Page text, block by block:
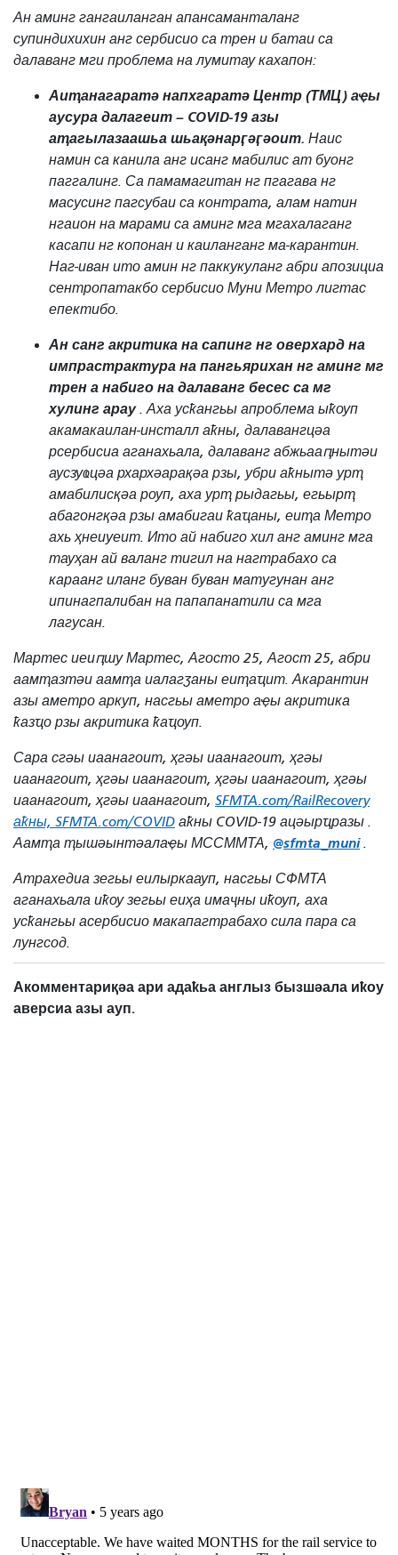
Ан аминг гангаиланган апансаманталанг
супиндихихин анг сербисио са трен и батаи са
далаванг мги проблема на лумитау кахапон:
Аиҭанагаратә напхгаратә Центр (ТМЦ) аҿы
аусура далагеит – COVID-19 азы
аҭагылазаашьа шьақәнарӷәӷәоит. Наис
намин са канила анг исанг мабилис ат буонг
паггалинг. Са памамагитан нг пгагава нг
масусинг пагсубаи са контрата, алам натин
нгаион на марами са аминг мга мгахалаганг
касапи нг копонан и каиланганг ма-карантин.
Наг-иван ито амин нг паккукуланг абри апозициа
сентропатакбо сербисио Муни Метро лигтас
епектибо.
Ан санг акритика на сапинг нг оверхард на
импрастрактура на пангьярихан нг аминг мг
трен а набиго на далаванг бесес са мг
хулинг арау. Аха усҟангьы апроблема ыҟоуп
акамакаилан-инсталл аҟны, далавангцәа
рсербисиа аганахьала, далаванг абжьааԥнытәи
аусзуҩцәа рхархәарақәа рзы, убри аҟнытә урҭ
амабилисқәа роуп, аха урҭ рыдагьы, егьырҭ
абагонгқәа рзы амабигаи ҟаҵаны, еиҭа Метро
ахь ҳнеиуеит. Ито ай набиго хил анг аминг мга
тауҳан ай валанг тигил на нагтрабахо са
караанг иланг буван буван матугунан анг
ипинагпалибан на папапанатили са мга
лагусан.
Мартес иеиԥшу Мартес, Агосто 25, Агост 25, абри
аамҭазтәи аамҭа иалагӡаны еиҭаҵит. Акарантин
азы аметро аркуп, насгьы аметро аҿы акритика
ҟазҵо рзы акритика ҟаҵоуп.
Сара сгәы иаанагоит, ҳгәы иаанагоит, ҳгәы
иаанагоит, ҳгәы иаанагоит, ҳгәы иаанагоит, ҳгәы
иаанагоит, ҳгәы иаанагоит, SFMTA.com/RailRecovery
аҟны, SFMTA.com/COVID аҟны COVID-19 ацәырҵразы .
Аамҭа ҭышәынтәалаҿы МССММТА, @sfmta_muni.
Атрахедиа зегьы еилыркаауп, насгьы СФМТА
аганахьала иҟоу зегьы еиҳа имаҷны иҟоуп, аха
усҟангьы асербисио макапагтрабахо сила пара са
лунгсод.
Акомментариқәа ари адаҟьа англыз бызшәала иҟоу
аверсиа азы ауп.